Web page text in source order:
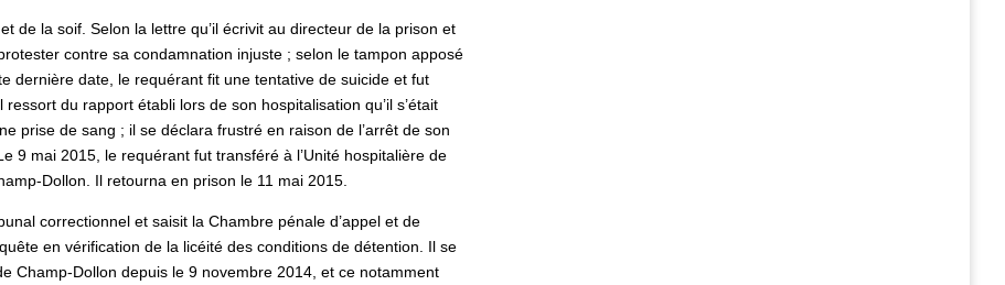
de la soif. Selon la lettre qu’il écrivit au directeur de la prison et
contre sa condamnation injuste ; selon le tampon apposé
dernière date, le requérant fit une tentative de suicide et fut
du rapport établi lors de son hospitalisation qu’il s’était
prise de sang ; il se déclara frustré en raison de l’arrêt de son
9 mai 2015, le requérant fut transféré à l’Unité hospitalière de
Dollon. Il retourna en prison le 11 mai 2015.
correctionnel et saisit la Chambre pénale d’appel et de
en vérification de la licéité des conditions de détention. Il se
Champ-Dollon depuis le 9 novembre 2014, et ce notamment